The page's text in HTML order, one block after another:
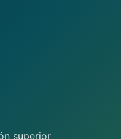
superior